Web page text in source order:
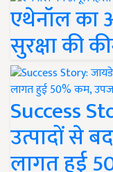
एथेनॉल का
सुरक्षा की
Success
उत्पादों से
लागत हुई